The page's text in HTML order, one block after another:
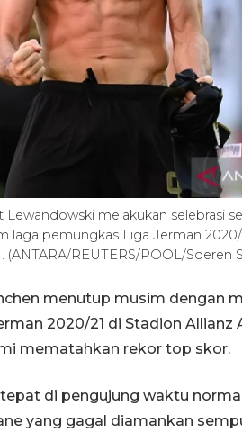
melakukan selebrasi
laga pemungkas Liga Jerman 2020/
(ANTARA/REUTERS/POOL/Soeren
menutup musim dengan
2020/21 di Stadion Allianz
mematahkan rekor top skor.
di pengujung waktu
yang gagal diamankan